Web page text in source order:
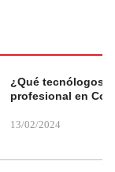
¿Qué tecnólogos
profesional en
13/02/2024